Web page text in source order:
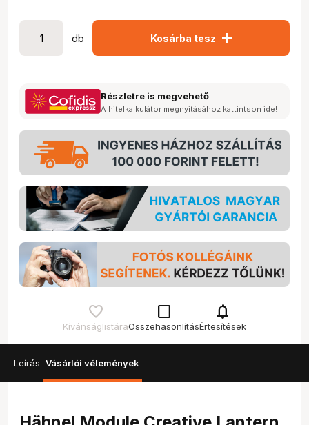
db Kosárba tesz add
Részletre is megvehető
A hitelkalkulátor megnyitásához kattintson ide!
Kívánságlistára
check_box_outline_blank
Összehasonlítás
notifications
Értesítések
Leírás Vásárlói vélemények